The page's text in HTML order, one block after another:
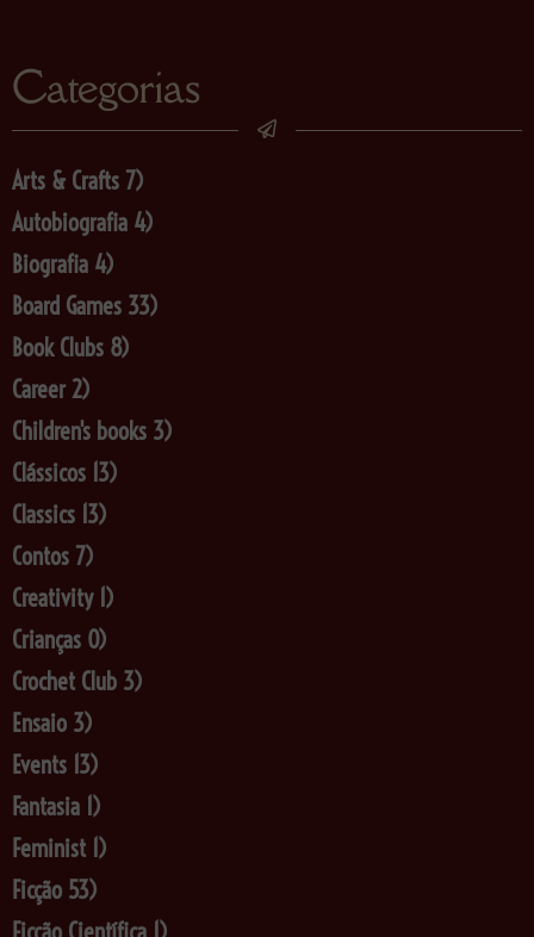
Categorias
Arts & Crafts 7)
Autobiografia 4)
Biografia 4)
Board Games 33)
Book Clubs 8)
Career 2)
Children's books 3)
Clássicos 13)
Classics 13)
Contos 7)
Creativity 1)
Crianças 0)
Crochet Club 3)
Ensaio 3)
Events 13)
Fantasia 1)
Feminist 1)
Ficção 53)